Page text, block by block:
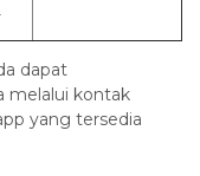
dapat
melalui kontak
yang tersedia